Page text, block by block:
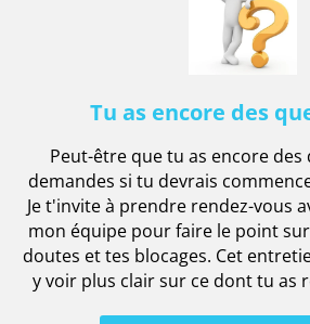
Tu as encore des
Peut-être que tu as encore
demandes si tu devrais
Je t'invite à prendre rendez-vous
mon équipe pour faire le point
doutes et tes blocages. Cet
y voir plus clair sur ce dont tu as